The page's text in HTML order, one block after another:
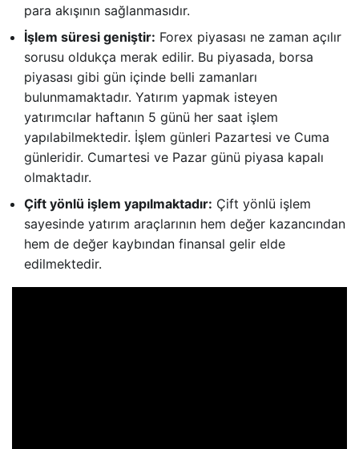
para akışının sağlanmasıdır.
İşlem süresi geniştir: Forex piyasası ne zaman açılır
sorusu oldukça merak edilir. Bu piyasada, borsa
piyasası gibi gün içinde belli zamanları
bulunmamaktadır. Yatırım yapmak isteyen
yatırımcılar haftanın 5 günü her saat işlem
yapılabilmektedir. İşlem günleri Pazartesi ve Cuma
günleridir. Cumartesi ve Pazar günü piyasa kapalı
olmaktadır.
Çift yönlü işlem yapılmaktadır: Çift yönlü işlem
sayesinde yatırım araçlarının hem değer kazancından
hem de değer kaybından finansal gelir elde
edilmektedir.